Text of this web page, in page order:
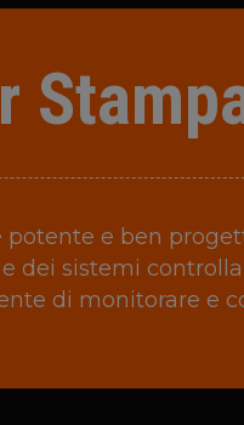
e ben
sistemi controlla
di monitorare e